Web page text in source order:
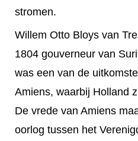
stromen.
Willem Otto Bloys van
1804 gouverneur van
was een van de
Amiens, waarbij Holland
De vrede van Amiens
oorlog tussen het